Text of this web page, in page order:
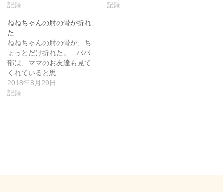
記録 記録
ねねちゃんの肘の骨が折れ
た
ねねちゃんの肘の骨が、ち
ょっとだけ折れた。 パパ
部は、ママのお友達も見て
くれていると思…
2018年8月29日
記録